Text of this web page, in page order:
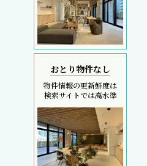
おとり物件なし
物件情報の更新鮮度は
検索サイトでは高水準